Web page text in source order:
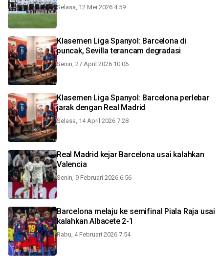
Selasa, 12 Mei 2026 4:59
Klasemen Liga Spanyol: Barcelona di
puncak, Sevilla terancam degradasi
Senin, 27 April 2026 10:06
Klasemen Liga Spanyol: Barcelona perlebar
jarak dengan Real Madrid
Selasa, 14 April 2026 7:28
Real Madrid kejar Barcelona usai kalahkan
Valencia
Senin, 9 Februari 2026 6:56
Barcelona melaju ke semifinal Piala Raja usai
kalahkan Albacete 2-1
Rabu, 4 Februari 2026 7:54